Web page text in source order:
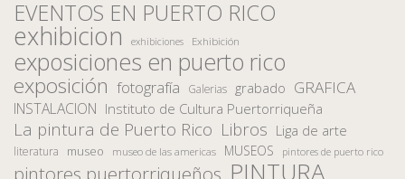
EVENTOS EN PUERTO RICO
exhibicion exhibiciones Exhibición
exposiciones en puerto rico
exposición fotografía Galerias grabado GRAFICA
INSTALACION Instituto de Cultura Puertorriqueña
La pintura de Puerto Rico Libros Liga de arte
literatura museo museo de las americas MUSEOS pintores de puerto rico
pintores puertorriqueños PINTURA